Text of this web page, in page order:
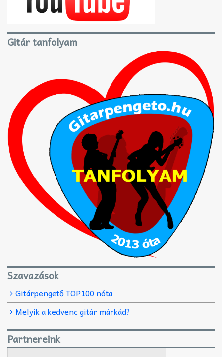
Gitár tanfolyam
Szavazások
Gitárpengető TOP100 nóta
Melyik a kedvenc gitár márkád?
Partnereink